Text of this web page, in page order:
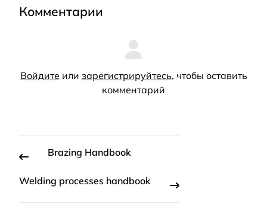
Комментарии
Войдите или зарегистрируйтесь, чтобы оставить
комментарий
Brazing Handbook
Welding processes handbook